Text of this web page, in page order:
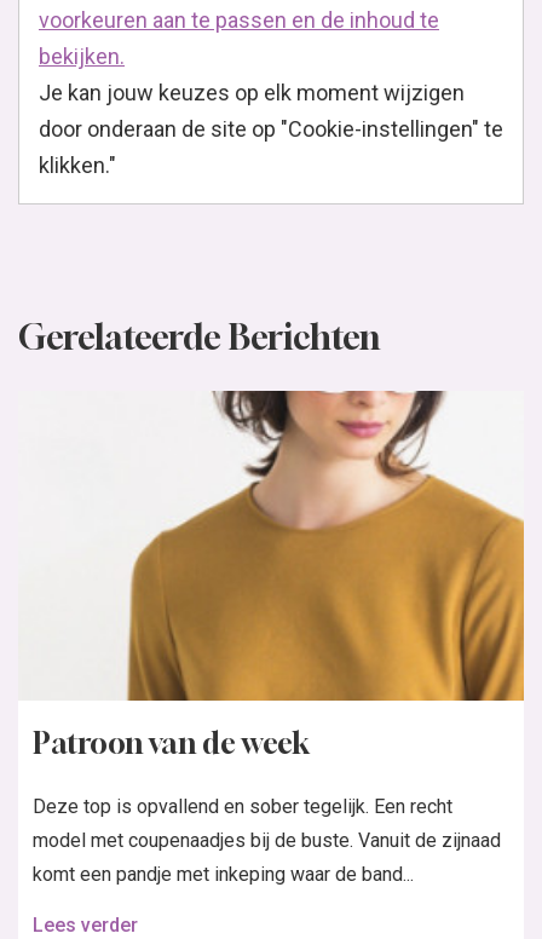
voorkeuren aan te passen en de inhoud te
bekijken.
Je kan jouw keuzes op elk moment wijzigen
door onderaan de site op "Cookie-instellingen" te
klikken."
Gerelateerde Berichten
Patroon van de week
Deze top is opvallend en sober tegelijk. Een recht
model met coupenaadjes bij de buste. Vanuit de zijnaad
komt een pandje met inkeping waar de band...
Lees verder